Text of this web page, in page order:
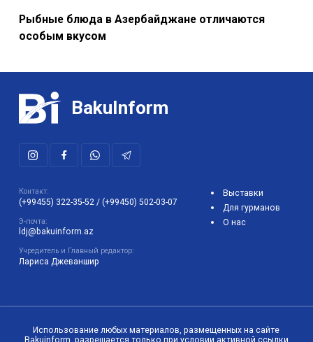
Рыбные блюда в Азербайджане отличаются
особым вкусом
BakuInform
Контакт:
(+99455) 322-35-52 / (+99450) 502-03-07
Э-почта:
ldj@bakuinform.az
Учредитель и Главный редактор:
Лариса Джеваншир
Выставки
Для гурманов
О нас
Использование любых материалов, размещенных на сайте